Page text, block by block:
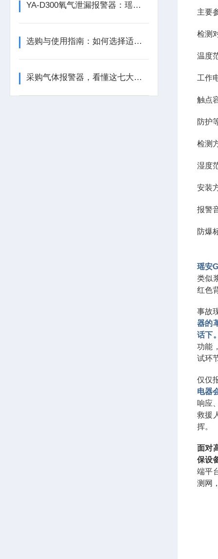
YA-D300氧气泄漏报警器：瑶安电子筑牢泄漏防护的工业安全防线
选购与使用指南：如何选择适合的气体泄漏报警器？
采购气体报警器，看懂这七大参数比价格更重要
主要
检测
温度
工作
触点
防护
检测
湿度
安装
报警
防爆
瑶安
类似
红色
事故
器的
话下
功能
试环
仅仅
电器
响应
救援
挥。
面对
保设
端平
测网